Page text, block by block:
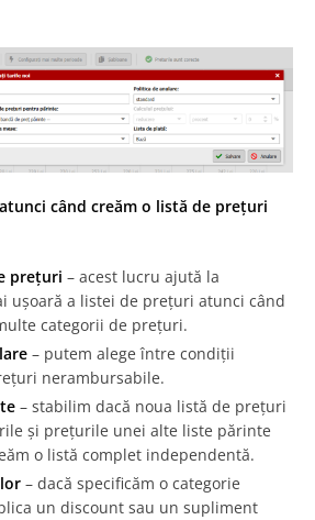
când creăm o listă de prețuri
prețuri – acest lucru ajută la
ușoară a listei de prețuri atunci când
categorii de prețuri.
– putem alege între condiții
nerambursabile.
– stabilim dacă noua listă de prețuri
și prețurile unei alte liste părinte
o listă complet independentă.
– dacă specificăm o categorie
un discount sau un supliment